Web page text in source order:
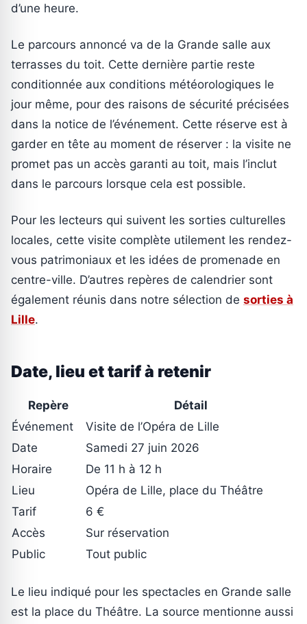
d’une heure.
Le parcours annoncé va de la Grande salle aux
terrasses du toit. Cette dernière partie reste
conditionnée aux conditions météorologiques le
jour même, pour des raisons de sécurité précisées
dans la notice de l’événement. Cette réserve est à
garder en tête au moment de réserver : la visite ne
promet pas un accès garanti au toit, mais l’inclut
dans le parcours lorsque cela est possible.
Pour les lecteurs qui suivent les sorties culturelles
locales, cette visite complète utilement les rendez-
vous patrimoniaux et les idées de promenade en
centre-ville. D’autres repères de calendrier sont
également réunis dans notre sélection de sorties à
Lille.
Date, lieu et tarif à retenir
Repère
Détail
Événement
Visite de l’Opéra de Lille
Date
Samedi 27 juin 2026
Horaire
De 11 h à 12 h
Lieu
Opéra de Lille, place du Théâtre
Tarif
6 €
Accès
Sur réservation
Public
Tout public
Le lieu indiqué pour les spectacles en Grande salle
est la place du Théâtre. La source mentionne aussi